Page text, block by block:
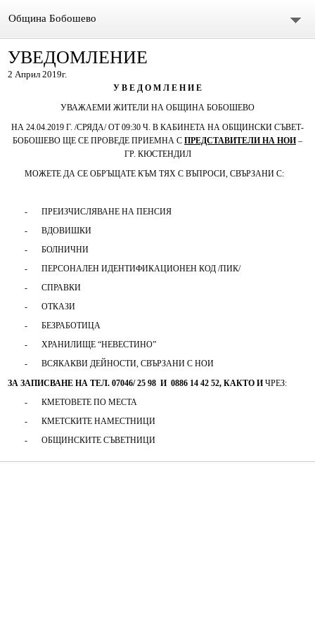
Община Бобошево
Начало
СЪСТАВ ОбС 2011-2015.
архив ОБС СЪВЕТНИЦИ МАНДАТ 2019-2023
Видео /на живо/ Общински сесии и комисии
Протоколи
Комисии
Графици на комисии
УВЕДОМЛЕНИЕ
2 Април 2019г.
У В Е Д О М Л Е Н И Е
УВАЖАЕМИ ЖИТЕЛИ НА ОБЩИНА БОБОШЕВО
НА 24.04.2019 Г. /СРЯДА/ ОТ 09:30 Ч. В КАБИНЕТА НА ОБЩИНСКИ СЪВЕТ-
БОБОШЕВО ЩЕ СЕ ПРОВЕДЕ ПРИЕМНА С ПРЕДСТАВИТЕЛИ НА НОИ –
ГР. КЮСТЕНДИЛ
МОЖЕТЕ ДА СЕ ОБРЪЩАТЕ КЪМ ТЯХ С ВЪПРОСИ, СВЪРЗАНИ С:
-
ПРЕИЗЧИСЛЯВАНЕ НА ПЕНСИЯ
-
ВДОВИШКИ
-
БОЛНИЧНИ
-
ПЕРСОНАЛЕН ИДЕНТИФИКАЦИОНЕН КОД /ПИК/
-
СПРАВКИ
-
ОТКАЗИ
-
БЕЗРАБОТИЦА
-
ХРАНИЛИЩЕ “НЕВЕСТИНО”
-
ВСЯКАКВИ ДЕЙНОСТИ, СВЪРЗАНИ С НОИ
ЗА ЗАПИСВАНЕ НА ТЕЛ. 07046/ 25 98 И 0886 14 42 52, КАКТО И ЧРЕЗ:
-
КМЕТОВЕТЕ ПО МЕСТА
-
КМЕТСКИТЕ НАМЕСТНИЦИ
-
ОБЩИНСКИТЕ СЪВЕТНИЦИ